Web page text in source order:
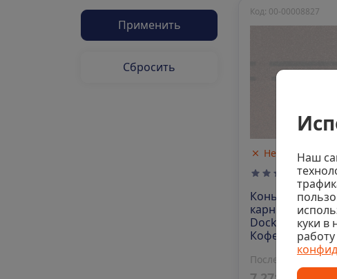
Применить
Сбросить
Нет в наличии
Код: 00-00008827
0
Коньково-
карнизная
Docke Premium,
Кофе
Последняя цена
Наш
куки в